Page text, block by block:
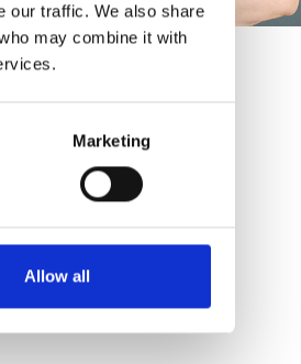
our traffic. We also share
may combine it with
Marketing
Allow all